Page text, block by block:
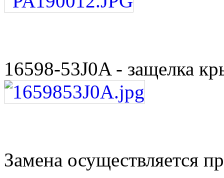
16598-53J0A - защелка
Замена осуществляется